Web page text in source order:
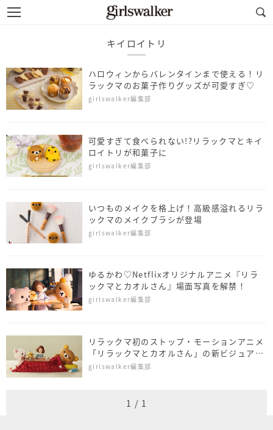
キイロイトリ
ハロウィンからバレンタインまで使える！リ
ラックマのお菓子作りグッズが可愛すぎ♡
girlswalker編集部
可愛すぎて食べられない!?リラックマとキイ
ロイトリが和菓子に
girlswalker編集部
いつものメイクを格上げ！高級感溢れるリラ
ックマのメイクブラシが登場
girlswalker編集部
ゆるかわ♡Netflixオリジナルアニメ『リラ
ックマとカオルさん』場面写真を解禁！
girlswalker編集部
リラックマ初のストップ・モーションアニメ
「リラックマとカオルさん」の新ビジュアル
が公開に！
girlswalker編集部
1 / 1